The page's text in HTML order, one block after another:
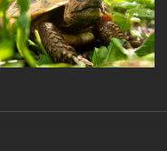
溝の口のバーテンダー
穗村 瑛治